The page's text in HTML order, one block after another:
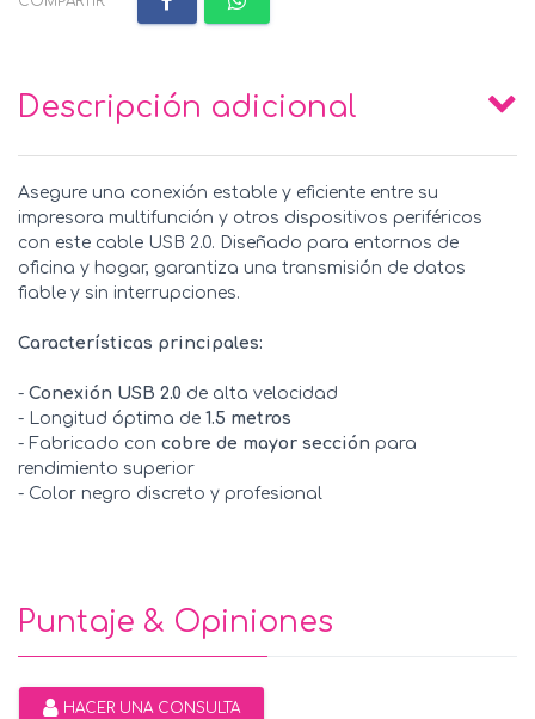
Descripción adicional
Asegure una conexión estable y eficiente entre su
impresora multifunción y otros dispositivos periféricos
con este cable USB 2.0. Diseñado para entornos de
oficina y hogar, garantiza una transmisión de datos
fiable y sin interrupciones.
Características principales:
- Conexión USB 2.0 de alta velocidad
- Longitud óptima de 1.5 metros
- Fabricado con cobre de mayor sección para
rendimiento superior
- Color negro discreto y profesional
Puntaje & Opiniones
HACER UNA CONSULTA